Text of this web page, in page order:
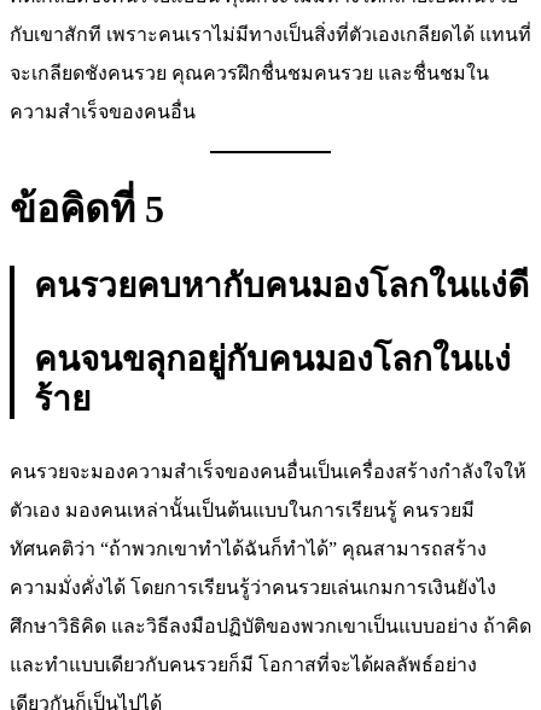
กับเขาสักที เพราะคนเราไม่มีทางเป็นสิ่งที่ตัวเองเกลียดได้ แทนที่
จะเกลียดชังคนรวย คุณควรฝึกชื่นชมคนรวย และชื่นชมใน
ความสำเร็จของคนอื่น
ข้อคิดที่ 5
คนรวยคบหากับคนมองโลกในแง่ดี
คนจนขลุกอยู่กับคนมองโลกในแง่
ร้าย
คนรวยจะมองความสำเร็จของคนอื่นเป็นเครื่องสร้างกำลังใจให้
ตัวเอง มองคนเหล่านั้นเป็นต้นแบบในการเรียนรู้ คนรวยมี
ทัศนคติว่า “ถ้าพวกเขาทำได้ฉันก็ทำได้” คุณสามารถสร้าง
ความมั่งคั่งได้ โดยการเรียนรู้ว่าคนรวยเล่นเกมการเงินยังไง
ศึกษาวิธิคิด และวิธีลงมือปฏิบัติของพวกเขาเป็นแบบอย่าง ถ้าคิด
และทำแบบเดียวกับคนรวยก็มี โอกาสที่จะได้ผลลัพธ์อย่าง
เดียวกันก็เป็นไปได้